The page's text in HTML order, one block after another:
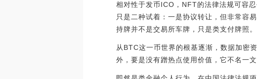
相对性于发币ICO，NFT的法律法规可容
只是二种试着：一是协议转让，但非常容
持牌并不是交易所车牌，只是类支付牌照。
从BTC这一币世界的根基逐渐，数据加密
外，要是没有蹭热点使用价值，它不名一文